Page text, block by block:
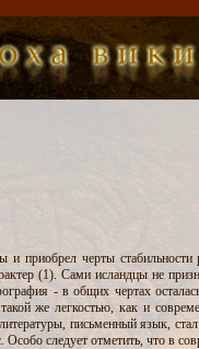
и приобрел черты
(1). Сами исландцы не
- в общих чертах
же легкостью, как и
письменный язык,
Особо следует отметить, что в